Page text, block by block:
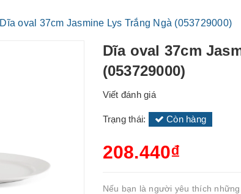
Dĩa oval 37cm Jasmine Lys Trắng Ngà (053729000)
Dĩa oval 37cm
(053729000)
Viết đánh giá
Trạng thái: Còn hàng
208.440₫
Nếu bạn là người yêu thích